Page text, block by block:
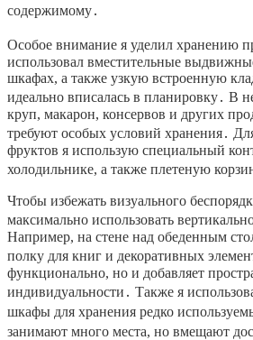
содержимому․
Особое внимание я уделил хранению
использовал вместительные
шкафах, а также узкую встроенную
идеально вписалась в планировку․ В
круп, макарон, консервов и других
требуют особых условий хранения․
фруктов я использую специальный
холодильнике, а также плетеную
Чтобы избежать визуального
максимально использовать
Например, на стене над обеденным
полку для книг и декоративных
функционально, но и добавляет
индивидуальности․ Также я
шкафы для хранения редко
занимают много места, но вмещают